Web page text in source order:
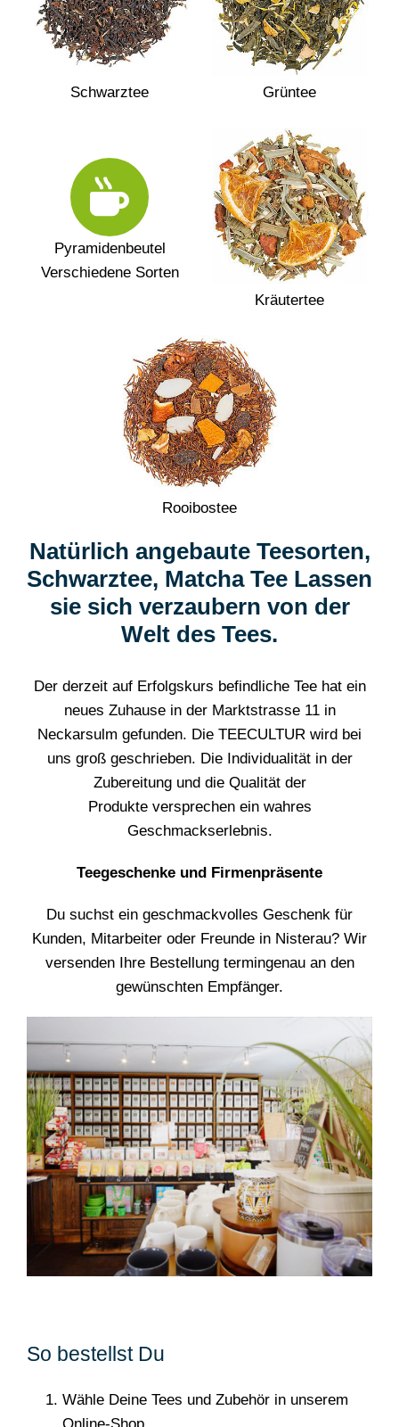
Schwarztee Grüntee
Pyramidenbeutel
Verschiedene Sorten
Kräutertee
Rooibostee
Natürlich angebaute Teesorten,
Schwarztee, Matcha Tee Lassen
sie sich verzaubern von der
Welt des Tees.
Der derzeit auf Erfolgskurs befindliche Tee hat ein
neues Zuhause in der Marktstrasse 11 in
Neckarsulm gefunden. Die TEECULTUR wird bei
uns groß geschrieben. Die Individualität in der
Zubereitung und die Qualität der
Produkte versprechen ein wahres
Geschmackserlebnis.
Teegeschenke und Firmenpräsente
Du suchst ein geschmackvolles Geschenk für
Kunden, Mitarbeiter oder Freunde in Nisterau? Wir
versenden Ihre Bestellung termingenau an den
gewünschten Empfänger.
So bestellst Du
Wähle Deine Tees und Zubehör in unserem